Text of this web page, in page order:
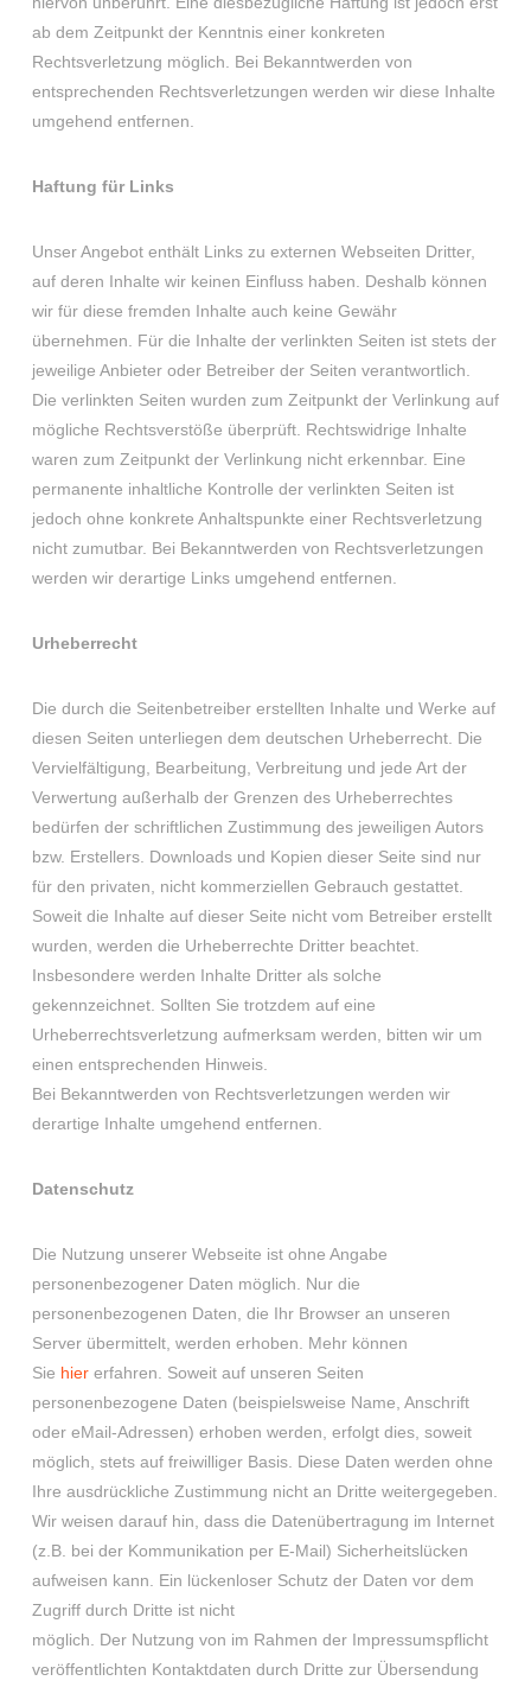
ab dem Zeitpunkt der Kenntnis einer konkreten
Rechtsverletzung möglich. Bei Bekanntwerden von
entsprechenden Rechtsverletzungen werden wir diese Inhalte
umgehend entfernen.
Haftung für Links
Unser Angebot enthält Links zu externen Webseiten Dritter,
auf deren Inhalte wir keinen Einfluss haben. Deshalb können
wir für diese fremden Inhalte auch keine Gewähr
übernehmen. Für die Inhalte der verlinkten Seiten ist stets der
jeweilige Anbieter oder Betreiber der Seiten verantwortlich.
Die verlinkten Seiten wurden zum Zeitpunkt der Verlinkung auf
mögliche Rechtsverstöße überprüft. Rechtswidrige Inhalte
waren zum Zeitpunkt der Verlinkung nicht erkennbar. Eine
permanente inhaltliche Kontrolle der verlinkten Seiten ist
jedoch ohne konkrete Anhaltspunkte einer Rechtsverletzung
nicht zumutbar. Bei Bekanntwerden von Rechtsverletzungen
werden wir derartige Links umgehend entfernen.
Urheberrecht
Die durch die Seitenbetreiber erstellten Inhalte und Werke auf
diesen Seiten unterliegen dem deutschen Urheberrecht. Die
Vervielfältigung, Bearbeitung, Verbreitung und jede Art der
Verwertung außerhalb der Grenzen des Urheberrechtes
bedürfen der schriftlichen Zustimmung des jeweiligen Autors
bzw. Erstellers. Downloads und Kopien dieser Seite sind nur
für den privaten, nicht kommerziellen Gebrauch gestattet.
Soweit die Inhalte auf dieser Seite nicht vom Betreiber erstellt
wurden, werden die Urheberrechte Dritter beachtet.
Insbesondere werden Inhalte Dritter als solche
gekennzeichnet. Sollten Sie trotzdem auf eine
Urheberrechtsverletzung aufmerksam werden, bitten wir um
einen entsprechenden Hinweis.
Bei Bekanntwerden von Rechtsverletzungen werden wir
derartige Inhalte umgehend entfernen.
Datenschutz
Die Nutzung unserer Webseite ist ohne Angabe
personenbezogener Daten möglich. Nur die
personenbezogenen Daten, die Ihr Browser an unseren
Server übermittelt, werden erhoben. Mehr können
Sie hier erfahren. Soweit auf unseren Seiten
personenbezogene Daten (beispielsweise Name, Anschrift
oder eMail-Adressen) erhoben werden, erfolgt dies, soweit
möglich, stets auf freiwilliger Basis. Diese Daten werden ohne
Ihre ausdrückliche Zustimmung nicht an Dritte weitergegeben.
Wir weisen darauf hin, dass die Datenübertragung im Internet
(z.B. bei der Kommunikation per E-Mail) Sicherheitslücken
aufweisen kann. Ein lückenloser Schutz der Daten vor dem
Zugriff durch Dritte ist nicht
möglich. Der Nutzung von im Rahmen der Impressumspflicht
veröffentlichten Kontaktdaten durch Dritte zur Übersendung